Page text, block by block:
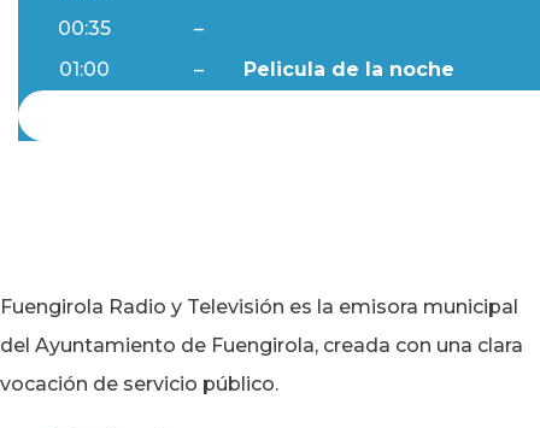
00:35
–
01:00
– Pelicula de la noche
Fuengirola Radio y Televisión es la emisora municipal
del Ayuntamiento de Fuengirola, creada con una clara
vocación de servicio público.